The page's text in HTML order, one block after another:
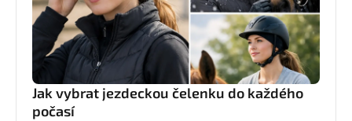
Jak vybrat jezdeckou čelenku do každého
počasí